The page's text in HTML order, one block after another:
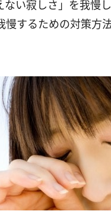
ない寂しさ」を我
するための対策方